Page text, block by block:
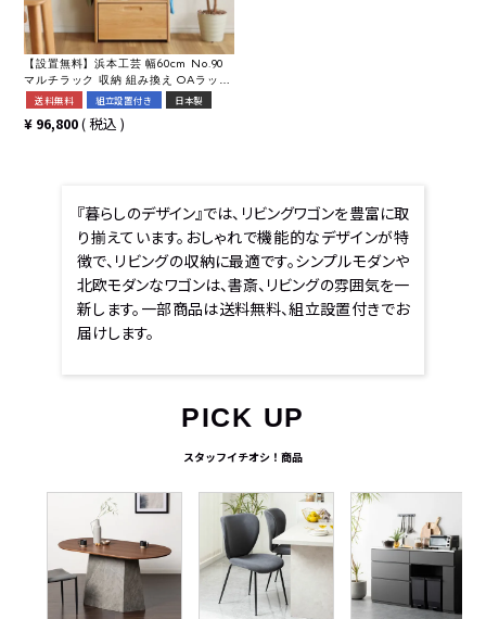
【設置無料】浜本工芸 幅60cm No.90
マルチラック 収納 組み換え OAラック
移動ワゴン 日本製
送料無料 組立設置付き 日本製
¥ 96,800 税込
『暮らしのデザイン』では、リビングワゴンを豊富に取
り揃えています。おしゃれで機能的なデザインが特
徴で、リビングの収納に最適です。シンプルモダンや
北欧モダンなワゴンは、書斎、リビングの雰囲気を一
新します。一部商品は送料無料、組立設置付きでお
届けします。
PICK UP
スタッフイチオシ！商品